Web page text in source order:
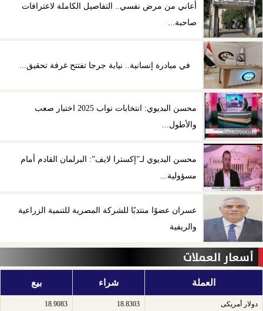
أعاني من مرض نفسي.. التفاصيل الكاملة لاعترافات
صاحبة...
في مبادرة إنسانية.. نيابة جرجا تفتتح غرفة تحقيق...
محسن البديوي: انتخابات نواب 2025 اختبار صعب
والأطول...
محسن البديوي لـ”إكسترا لايف”: البرلمان القادم أمام
مسؤولية...
عسران عضوًا منتدبًا للشركة المصرية للتنمية الزراعية
والريفية
أسعار العملات
العملة شراء بيع
دولار أمريكى​ 18.8303
18.9083